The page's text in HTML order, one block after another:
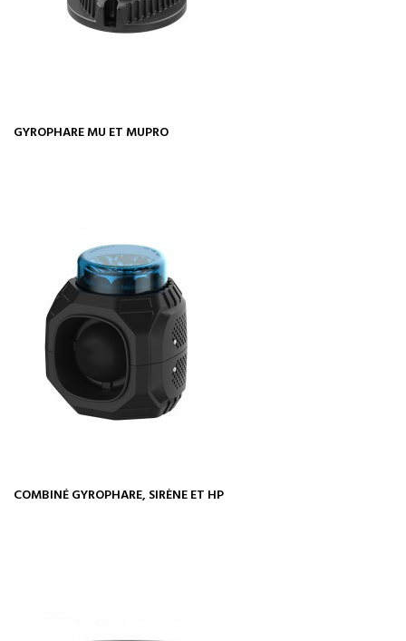
GYROPHARE MU ET MUPRO
COMBINÉ GYROPHARE, SIRÈNE ET HP